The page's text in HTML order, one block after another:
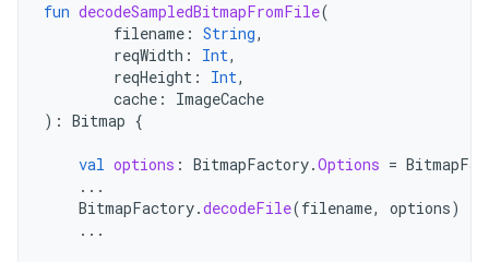
fun decodeSampledBitmapFromFile(
filename : String,
reqWidth : Int,
reqHeight : Int,
cache :
ImageCache
): Bitmap {
val options : BitmapFactory.Options =
...
BitmapFactory.decodeFile(filename, options)
...